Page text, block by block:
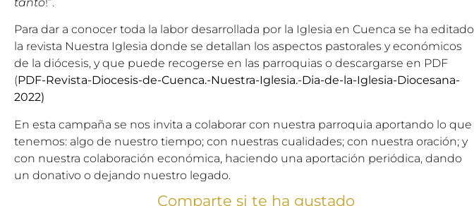
Para dar a conocer toda la labor desarrollada por la Iglesia en Cuenca se ha editado
la revista Nuestra Iglesia donde se detallan los aspectos pastorales y económicos
de la diócesis, y que puede recogerse en las parroquias o descargarse en PDF
(PDF-Revista-Diocesis-de-Cuenca.-Nuestra-Iglesia.-Dia-de-la-Iglesia-Diocesana-
2022)
En esta campaña se nos invita a colaborar con nuestra parroquia aportando lo que
tenemos: algo de nuestro tiempo; con nuestras cualidades; con nuestra oración; y
con nuestra colaboración económica, haciendo una aportación periódica, dando
un donativo o dejando nuestro legado.
Comparte si te ha gustado